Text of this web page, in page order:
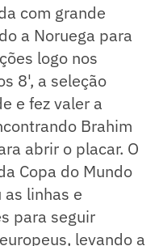
com grande
a Noruega para
logo nos
8', a seleção
e fez valer a
Brahim
abrir o placar. O
Copa do Mundo
as linhas e
para seguir
levando a